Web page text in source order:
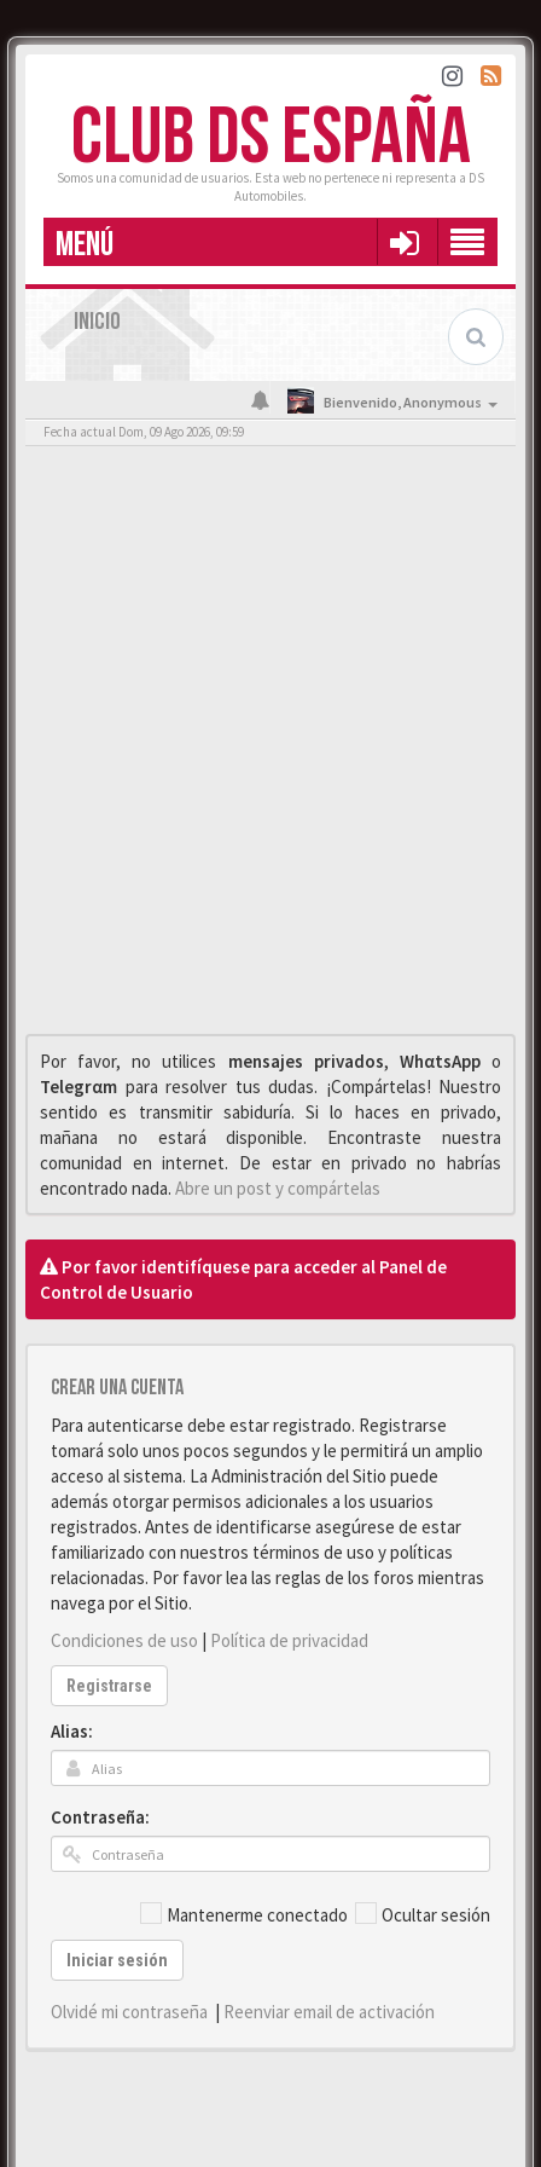
CLUB DS ESPAÑA
Somos una comunidad de usuarios. Esta web no pertenece ni representa a DS
Automobiles.
MENÚ
INICIO
Bienvenido,Anonymous
Fecha actual Dom, 09 Ago 2026, 09:59
Por favor, no utilices mensajes privados, WhαtsAppo
Telegrαm para resolver tus dudas. ¡Compártelas! Nuestro
sentido es transmitir sabiduría. Si lo haces en privado,
mañana no estará disponible. Encontraste nuestra
comunidad en internet. De estar en privado no habrías
encontrado nada. Abre un post y compártelas
Por favor identifíquese para acceder al Panel de
Control de Usuario
Crear una cuenta
Para autenticarse debe estar registrado. Registrarse
tomará solo unos pocos segundos y le permitirá un amplio
acceso al sistema. La Administración del Sitio puede
además otorgar permisos adicionales a los usuarios
registrados. Antes de identificarse asegúrese de estar
familiarizado con nuestros términos de uso y políticas
relacionadas. Por favor lea las reglas de los foros mientras
navega por el Sitio.
Condiciones de uso | Política de privacidad
Registrarse
Alias:
Contraseña:
Mantenerme conectado Ocultar sesión
Iniciar sesión
Olvidé mi contraseña | Reenviar email de activación